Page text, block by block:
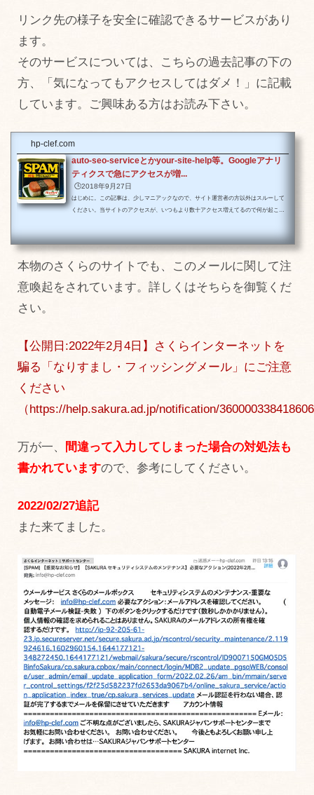
リンク先の様子を安全に確認できるサービスがあり
ます。
そのサービスについては、こちらの過去記事の下の
方、「気になってもアクセスしてはダメ！」に記載
しています。ご興味ある方はお読み下さい。
hp-clef.com
auto-seo-serviceとかyour-site-help等。Googleアナリ
ティクスで急にアクセスが増...
🕒️2018年9月27日
はじめに。この記事は、少しマニアックなので、サイト運営者の方以外はスルーして
ください。当サイトのアクセスが、いつもより数十アクセス増えてるので何が起こっ
した。/h/1718307.html/h/2966814.html当サイトに「h」なんていうディレクトリはあり
着いてこのアクセスをじっくり調べてみた...
本物のさくらのサイトでも、このメールに関して注
意喚起をされています。詳しくはそちらを御覧くだ
さい。
【公開日:2022年2月4日】さくらインターネットを
騙る「なりすまし・フィッシングメール」にご注意
ください
（https://help.sakura.ad.jp/notification/
万が一、 間違って入力してしまった場合の対処法も
書かれていますので、参考にしてください。
2022/02/27追記
また来てました。